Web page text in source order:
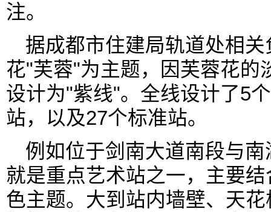
注。
据成都市住建局轨道处相
花"芙蓉"为主题，因芙蓉花的
设计为"紫线"。全线设计了5
站，以及27个标准站。
例如位于剑南大道南段与
就是重点艺术站之一，主要
色主题。大到站内墙壁、天